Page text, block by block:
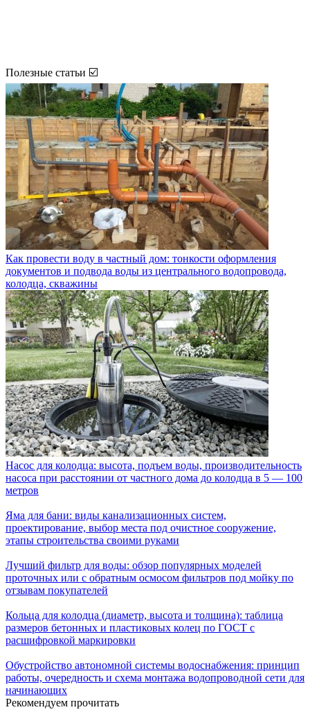
Полезные статьи ☑️
Как провести воду в частный дом: тонкости оформления
документов и подвода воды из центрального водопровода,
колодца, скважины
Насос для колодца: высота, подъем воды, производительность
насоса при расстоянии от частного дома до колодца в 5 — 100
метров
Яма для бани: виды канализационных систем,
проектирование, выбор места под очистное сооружение,
этапы строительства своими руками
Лучший фильтр для воды: обзор популярных моделей
проточных или с обратным осмосом фильтров под мойку по
отзывам покупателей
Кольца для колодца (диаметр, высота и толщина): таблица
размеров бетонных и пластиковых колец по ГОСТ с
расшифровкой маркировки
Обустройство автономной системы водоснабжения: принцип
работы, очередность и схема монтажа водопроводной сети для
начинающих
Рекомендуем прочитать